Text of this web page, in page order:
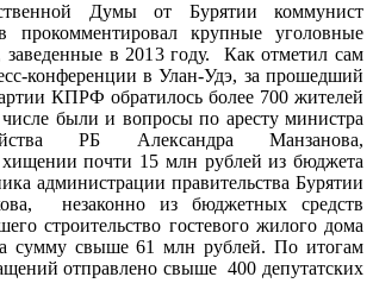
Думы от Бурятии коммунист
прокомментировал крупные уголовные
заведенные в 2013 году. Как отметил сам
конференции в Улан-Удэ, за прошедший
КПРФ обратилось более 700 жителей
были и вопросы по аресту министра
РБ Александра Манзанова,
хищении почти 15 млн рублей из бюджета
администрации правительства Бурятии
незаконно из бюджетных средств
строительство гостевого жилого дома
сумму свыше 61 млн рублей. По итогам
отправлено свыше 400 депутатских